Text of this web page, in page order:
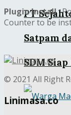
PT
Satpam
SDM
Plugin Install:
Counter to be
© 2021 All Right
Linimasa.co